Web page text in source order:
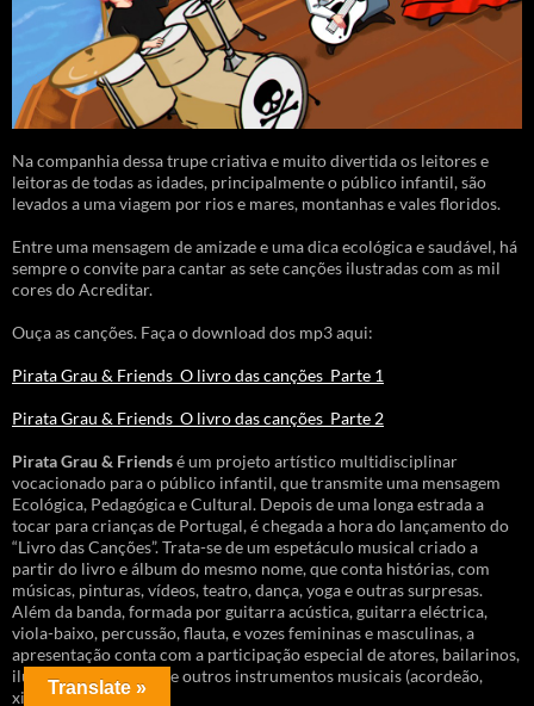
Na companhia dessa trupe criativa e muito divertida os leitores e
leitoras de todas as idades, principalmente o público infantil, são
levados a uma viagem por rios e mares, montanhas e vales floridos.
Entre uma mensagem de amizade e uma dica ecológica e saudável, há
sempre o convite para cantar as sete canções ilustradas com as mil
cores do Acreditar.
Ouça as canções. Faça o download dos mp3 aqui:
Pirata Grau & Friends_O livro das canções_Parte 1
Pirata Grau & Friends_O livro das canções_Parte 2
Pirata Grau & Friendsé um projeto artístico multidisciplinar
vocacionado para o público infantil, que transmite uma mensagem
Ecológica, Pedagógica e Cultural. Depois de uma longa estrada a
tocar para crianças de Portugal, é chegada a hora do lançamento do
“Livro das Canções”. Trata-se de um espetáculo musical criado a
partir do livro e álbum do mesmo nome, que conta histórias, com
músicas, pinturas, vídeos, teatro, dança, yoga e outras surpresas.
Além da banda, formada por guitarra acústica, guitarra eléctrica,
viola-baixo, percussão, flauta, e vozes femininas e masculinas, a
apresentação conta com a participação especial de atores, bailarinos,
ilustrador(es) ao vivo e outros instrumentos musicais (acordeão,
xilofone, bandolim).
Translate »